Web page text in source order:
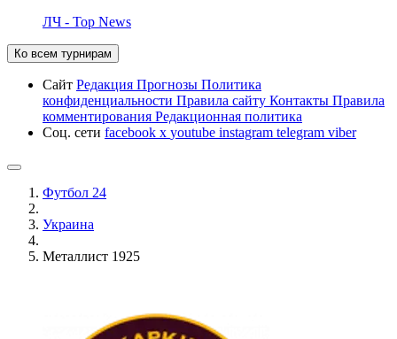
ЛЧ - Top News
Ко всем турнирам
Сайт Редакция Прогнозы Политика
конфиденциальности Правила сайту Контакты Правила
комментирования Редакционная политика
Соц. сети facebook x youtube instagram telegram viber
Футбол 24
Украина
Металлист 1925